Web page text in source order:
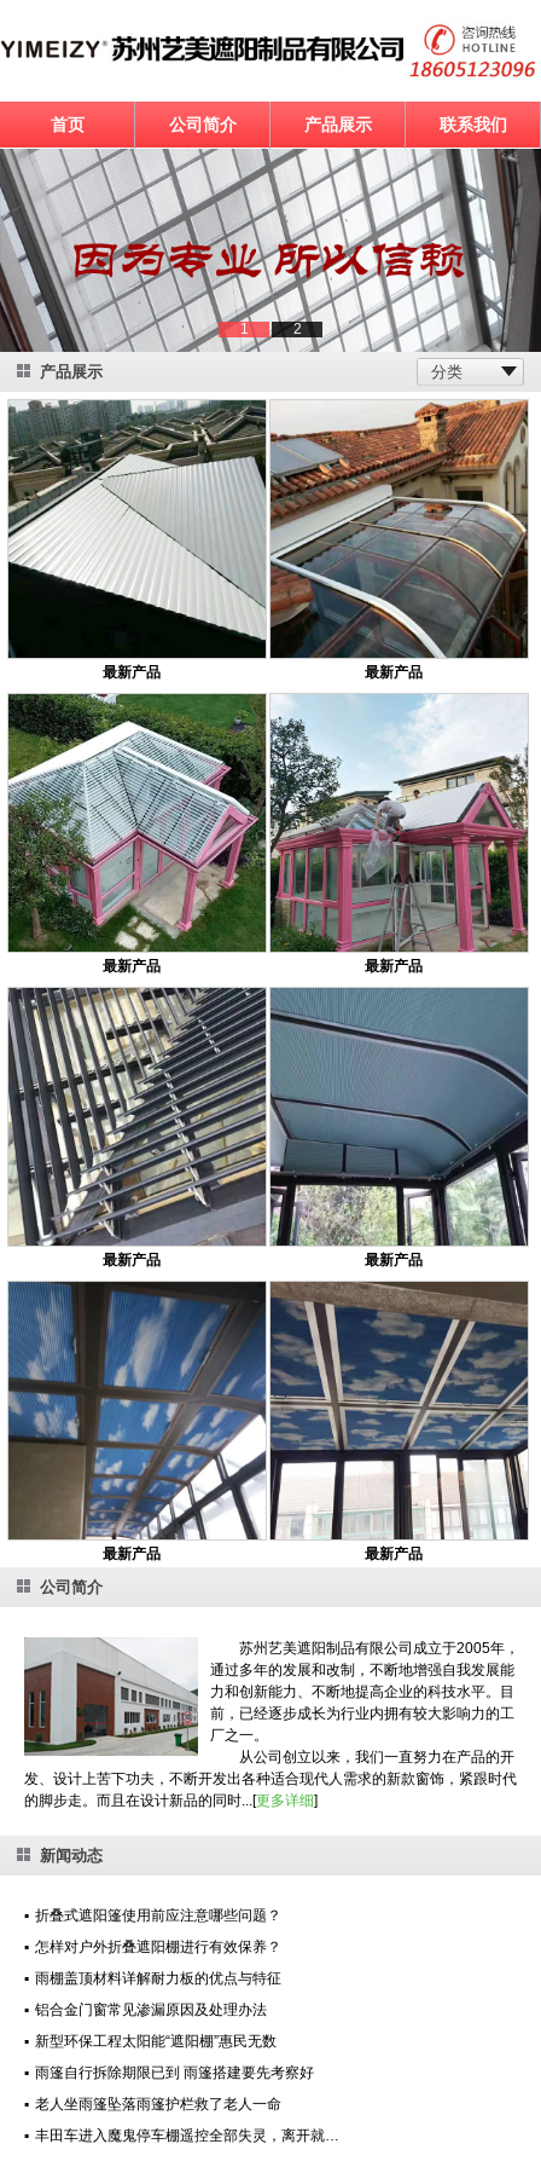
首页 公司简介 产品展示 联系我们
1 2
产品展示 分类
最新产品 最新产品
最新产品 最新产品
最新产品 最新产品
最新产品 最新产品
公司简介
苏州艺美遮阳制品有限公司成立于2005年，
通过多年的发展和改制，不断地增强自我发展能
力和创新能力、不断地提高企业的科技水平。目
前，已经逐步成长为行业内拥有较大影响力的工
厂之一。
从公司创立以来，我们一直努力在产品的开
发、设计上苦下功夫，不断开发出各种适合现代人需求的新款窗饰，紧跟时代
的脚步走。而且在设计新品的同时...[更多详细]
新闻动态
▪ 折叠式遮阳篷使用前应注意哪些问题？
▪ 怎样对户外折叠遮阳棚进行有效保养？
▪ 雨棚盖顶材料详解耐力板的优点与特征
▪ 铝合金门窗常见渗漏原因及处理办法
▪ 新型环保工程太阳能“遮阳棚”惠民无数
▪ 雨篷自行拆除期限已到 雨篷搭建要先考察好
▪ 老人坐雨篷坠落雨篷护栏救了老人一命
▪ 丰田车进入魔鬼停车棚遥控全部失灵，离开就…